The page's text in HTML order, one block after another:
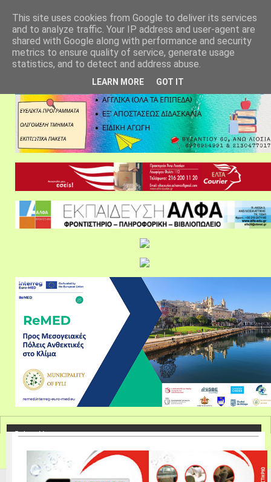
This site uses cookies from Google to deliver its services
and to analyze traffic. Your IP address and user-agent are
shared with Google along with performance and security
metrics to ensure quality of service, generate usage
statistics, and to detect and address abuse.
LEARN MORE GOT IT